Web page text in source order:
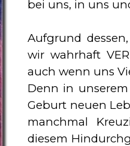
bei uns, in uns
Aufgrund
wir wahrhaft
auch wenn uns
Denn in
Geburt neuen
manchmal
diesem